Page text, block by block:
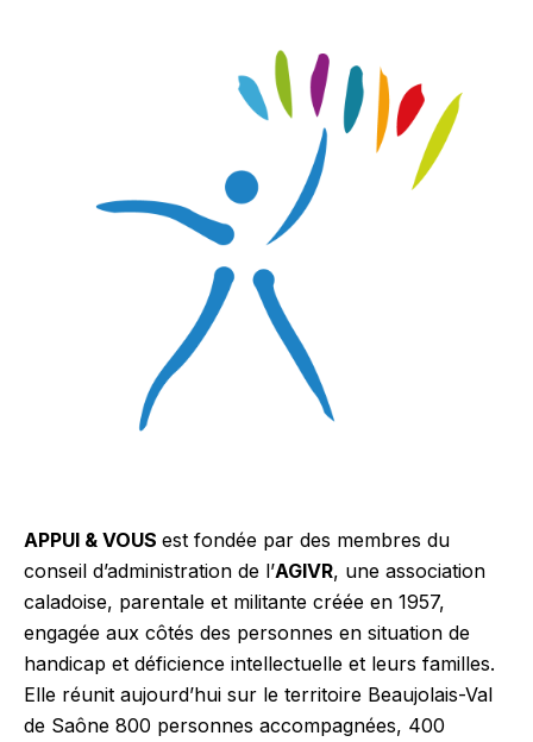
APPUI & VOUS est fondée par des membres du
conseil d’administration de l’AGIVR, une association
caladoise, parentale et militante créée en 1957,
engagée aux côtés des personnes en situation de
handicap et déficience intellectuelle et leurs familles.
Elle réunit aujourd’hui sur le territoire Beaujolais-Val
de Saône 800 personnes accompagnées, 400